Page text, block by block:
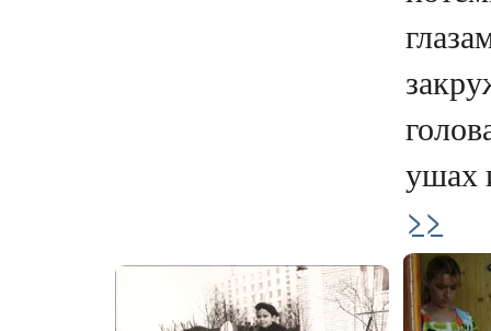
ушах
>>